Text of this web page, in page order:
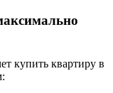
купить квартиру в